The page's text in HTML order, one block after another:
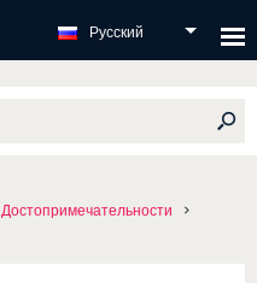
Русский
Достопримечательности